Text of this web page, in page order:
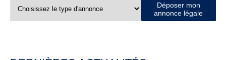
Déposer mon
annonce légale